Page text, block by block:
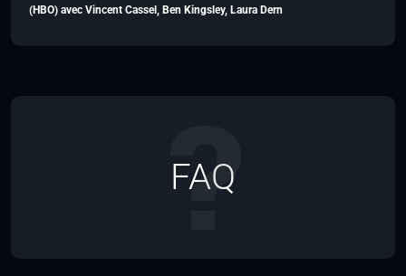
(HBO) avec Vincent Cassel, Ben Kingsley, Laura Dern
FAQ